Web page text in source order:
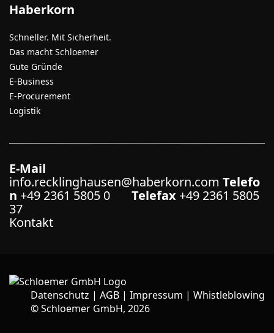
Haberkorn
Schneller. Mit Sicherheit.
Das macht Schloemer
Gute Gründe
E-Business
E-Procurement
Logistik
E-Mail
info.recklinghausen@haberkorn.com Telefo
n +49 2361 5805 0 Telefax +49 2361 5805
37
Kontakt
Datenschutz | AGB | Impressum | Whistleblowing
©Schloemer GmbH, 2026